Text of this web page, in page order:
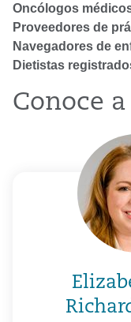
Oncólogos
Proveedores de
Navegadores de
Dietistas
Conoce